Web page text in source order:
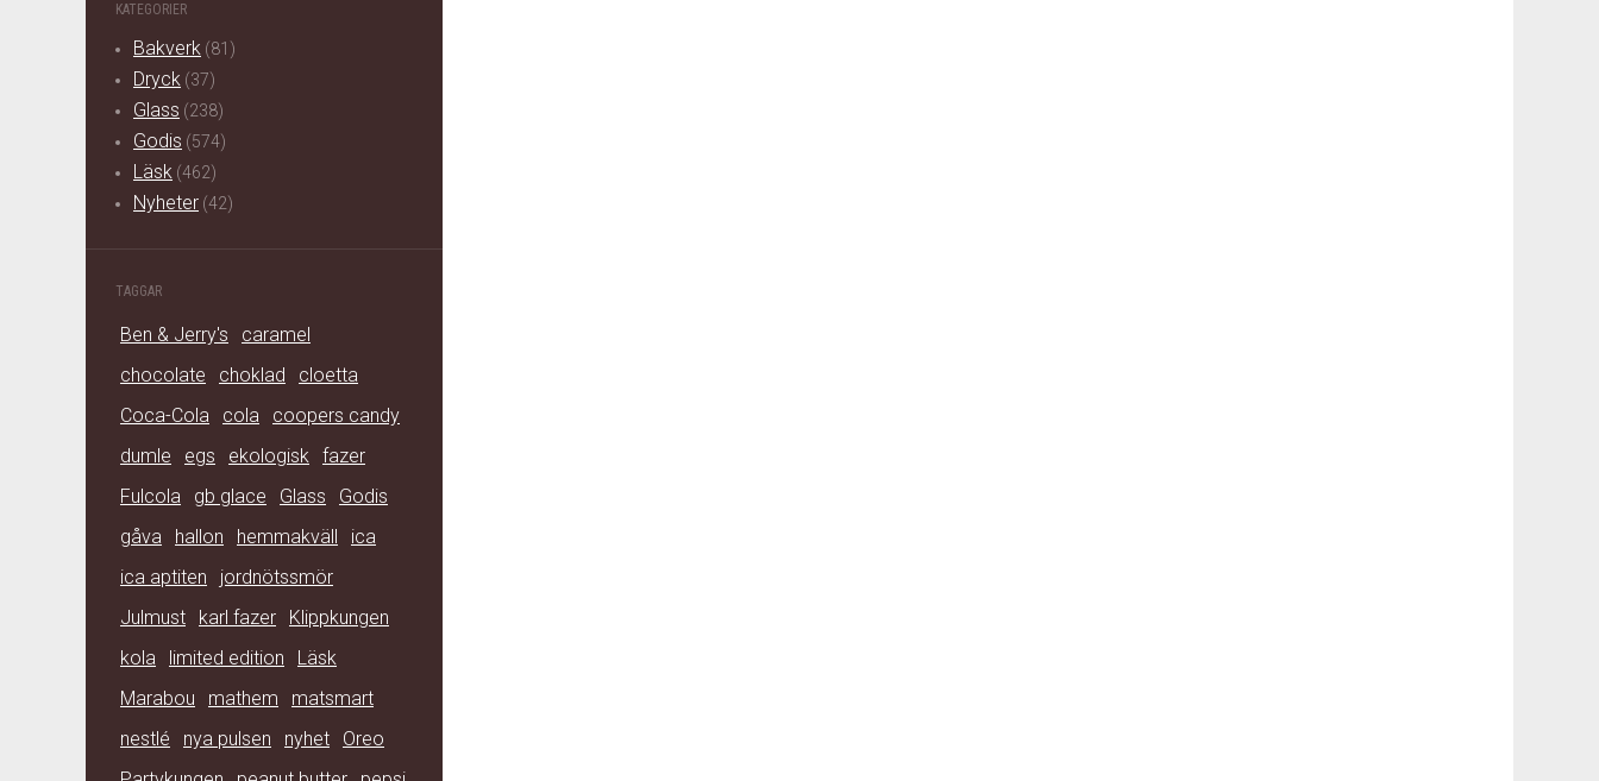
KATEGORIER
Bakverk (81)
Dryck (37)
Glass (238)
Godis (574)
Läsk (462)
Nyheter (42)
TAGGAR
Ben & Jerry's
caramel
chocolate
choklad
cloetta
Coca-Cola
cola
coopers candy
dumle
egs ekologisk fazer
Fulcola
gb glace Glass
Godis
gåva
hallon hemmakväll
ica
ica aptiten
jordnötssmör
Julmust
karl fazer
Klippkungen
kola
limited edition
Läsk
Marabou
mathem
matsmart
nestlé
nya pulsen nyhet
Oreo